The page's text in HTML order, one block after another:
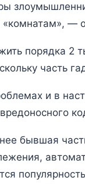
«комнатам», —
порядка
часть
и в
бывшая